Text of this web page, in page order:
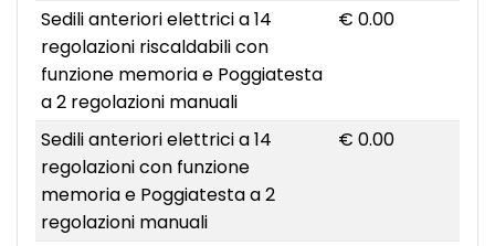
Sedili anteriori elettrici a 14
regolazioni riscaldabili con
funzione memoria e Poggiatesta
a 2 regolazioni manuali
€ 0.00
Sedili anteriori elettrici a 14
regolazioni con funzione
memoria e Poggiatesta a 2
regolazioni manuali
€ 0.00